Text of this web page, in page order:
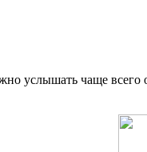
услышать чаще